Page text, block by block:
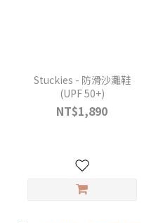
Stuckies - 防滑沙灘鞋
(UPF 50+)
NT$1,890